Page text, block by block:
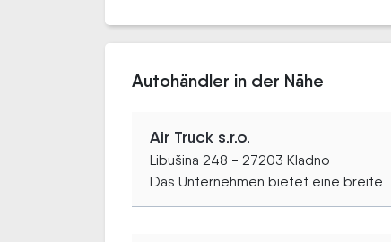
Autohändler in der Nähe
Air Truck s.r.o.
Libušina 248 - 27203 Kladno
Das Unternehmen bietet eine breite...